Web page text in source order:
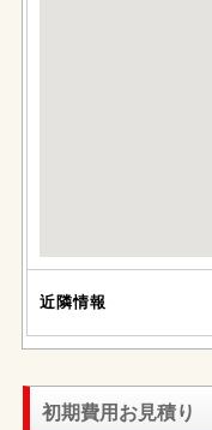
近隣情報
初期費用お見積り